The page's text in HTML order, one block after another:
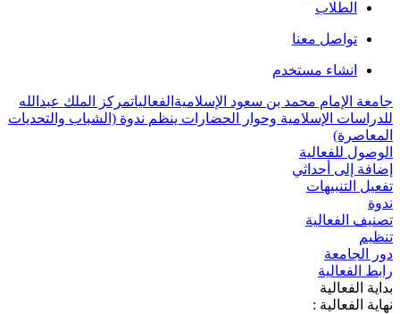
الطلاب
تواصل معنا
انشاء مستخدم
جامعة الإمام محمد بن سعود الإسلامية الفعالياتمركز الملك عبدالله
للدراسات الإسلامية وحوار الحضارات ينظم ندوة (الشباب والتحديات
المعاصرة)
الوصول للفعالية
إضافة إلى أحداثي
تفعيل التنبيهات
ندوة
تصنيف الفعالية
تنظيم
دور الجامعة
رابط الفعالية
بداية الفعالية
نهاية الفعالية :